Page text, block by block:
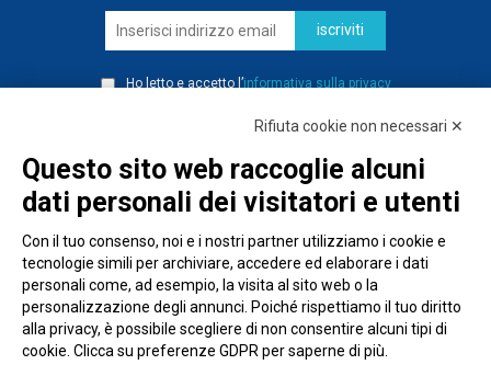
iscriviti
Ho letto e accetto l’informativa sulla privacy
Rifiuta cookie non necessari ✕
Questo sito web raccoglie alcuni
dati personali dei visitatori e utenti
Con il tuo consenso, noi e i nostri partner utilizziamo i cookie e
tecnologie simili per archiviare, accedere ed elaborare i dati
personali come, ad esempio, la visita al sito web o la
personalizzazione degli annunci. Poiché rispettiamo il tuo diritto
alla privacy, è possibile scegliere di non consentire alcuni tipi di
cookie. Clicca su preferenze GDPR per saperne di più.